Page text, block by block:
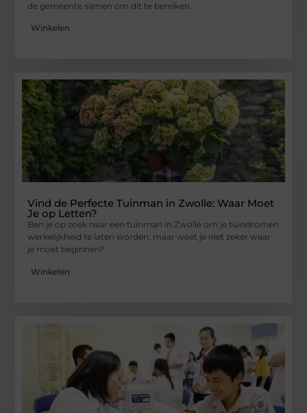
de gemeente samen om dit te bereiken.
Winkelen
Vind de Perfecte Tuinman in Zwolle: Waar Moet
Je op Letten?
Ben je op zoek naar een tuinman in Zwolle om je tuindromen
werkelijkheid te laten worden, maar weet je niet zeker waar
je moet beginnen?
Winkelen